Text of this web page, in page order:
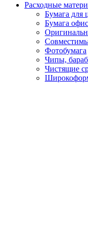
Расходные
Бумага для
Бумага
Фотобумага
Чипы,
Чистящие